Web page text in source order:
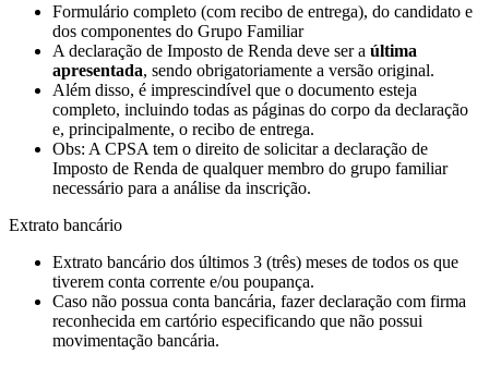
Formulário completo (com recibo de entrega), do candidato e
dos componentes do Grupo Familiar
A declaração de Imposto de Renda deve ser a última
apresentada, sendo obrigatoriamente a versão original.
Além disso, é imprescindível que o documento esteja
completo, incluindo todas as páginas do corpo da declaração
e, principalmente, o recibo de entrega.
Obs: A CPSA tem o direito de solicitar a declaração de
Imposto de Renda de qualquer membro do grupo familiar
necessário para a análise da inscrição.
Extrato bancário
Extrato bancário dos últimos 3 (três) meses de todos os que
tiverem conta corrente e/ou poupança.
Caso não possua conta bancária, fazer declaração com firma
reconhecida em cartório especificando que não possui
movimentação bancária.